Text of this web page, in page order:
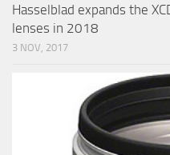
Hasselblad expands the
lenses in 2018
3 NOV, 2017